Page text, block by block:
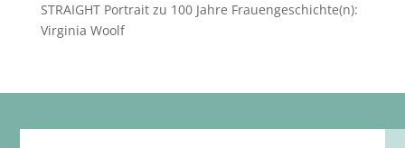
STRAIGHT Portraitzu 100 Jahre Frauengeschichte(n):
Virginia Woolf